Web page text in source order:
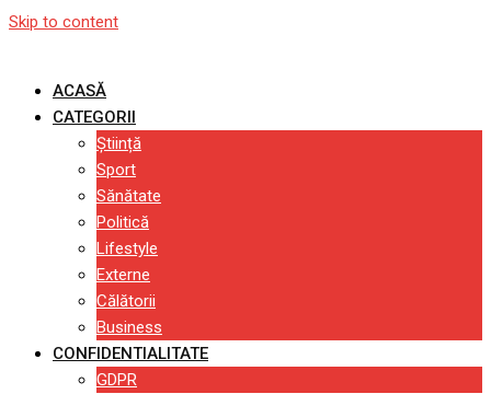
Skip to content
ACASĂ
CATEGORII
Știință
Sport
Sănătate
Politică
Lifestyle
Externe
Călătorii
Business
CONFIDENTIALITATE
GDPR